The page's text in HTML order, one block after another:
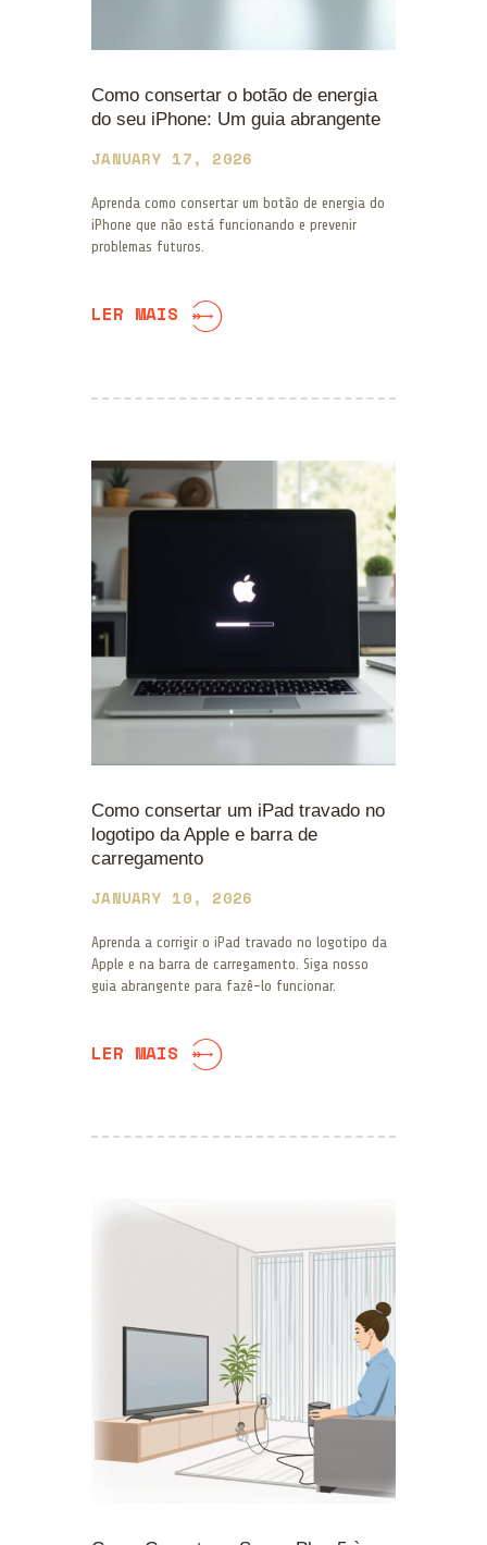
Como consertar o botão de energia
do seu iPhone: Um guia abrangente
JANUARY 17, 2026
Aprenda como consertar um botão de energia do
iPhone que não está funcionando e prevenir
problemas futuros.
LER MAIS
Como consertar um iPad travado no
logotipo da Apple e barra de
carregamento
JANUARY 10, 2026
Aprenda a corrigir o iPad travado no logotipo da
Apple e na barra de carregamento. Siga nosso
guia abrangente para fazê-lo funcionar.
LER MAIS